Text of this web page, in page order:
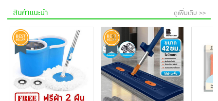
สินค้าแนะนำ ดูเพิ่มเติม >>